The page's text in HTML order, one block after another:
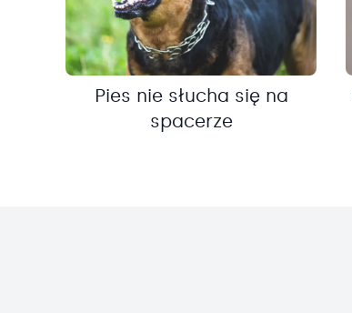
Pies nie słucha się na
spacerze